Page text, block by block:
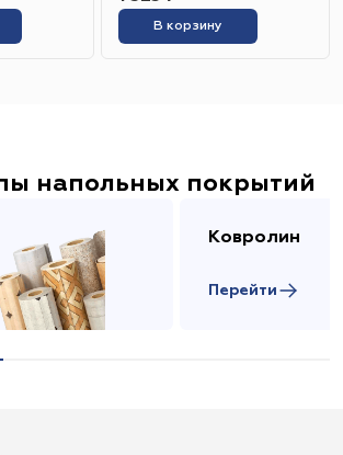
В корзину
напольных покрытий
Ковролин
Перейти